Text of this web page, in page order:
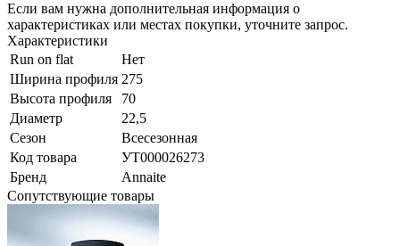
Если вам нужна дополнительная информация о
характеристиках или местах покупки, уточните запрос.
Характеристики
Run on flat
Нет
Ширина профиля 275
Высота профиля
70
Диаметр
22,5
Сезон
Всесезонная
Код товара
УТ000026273
Бренд
Annaite
Сопутствующие товары